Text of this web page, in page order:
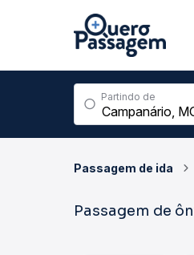
Partindo de
Passagem de ida
Passagem de